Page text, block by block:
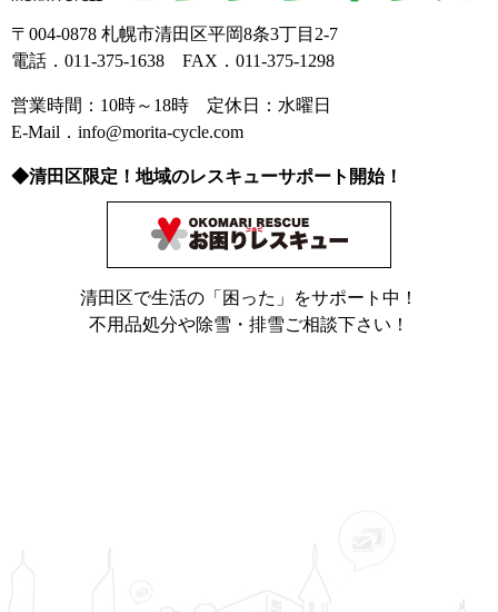
〒004-0878 札幌市清田区平岡8条3丁目2-7
電話．011-375-1638 FAX．011-375-1298
営業時間：10時～18時 定休日：水曜日
E-Mail．info@morita-cycle.com
◆清田区限定！地域のレスキューサポート開始！
清田区で生活の「困った」をサポート中！
不用品処分や除雪・排雪ご相談下さい！